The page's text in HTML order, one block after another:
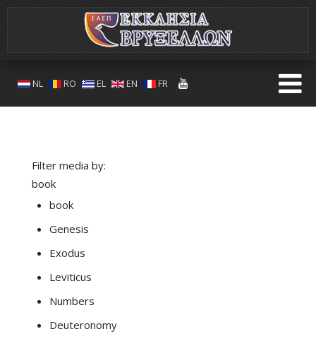
NL RO EL EN FR
Filter media by:
book
book
Genesis
Exodus
Leviticus
Numbers
Deuteronomy